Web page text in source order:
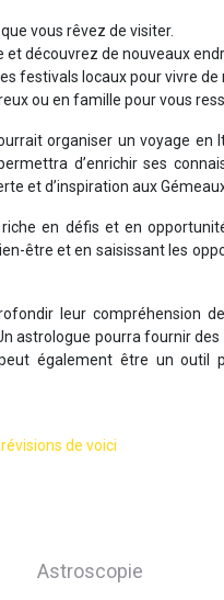
vous rêvez de visiter.
et découvrez de nouveaux
festivals locaux pour vivre de
ou en famille pour vous
organiser un voyage
d’enrichir ses
et d’inspiration aux
en défis et en
être et en saisissant les
leur compréhension
astrologue pourra fournir
également être un
de voici
Astroscopie